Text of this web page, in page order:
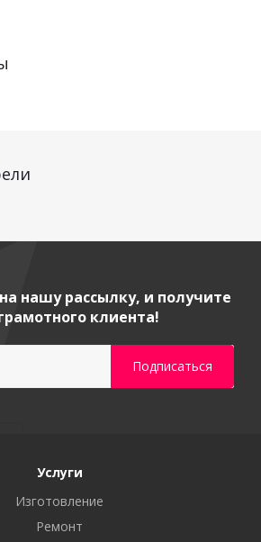
нашу рассылку, и получите
клиента!
Услуги
Изготовление
Ремонт